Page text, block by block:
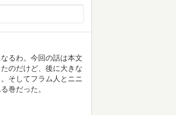
るわ。今回の話は本文
のだけど、後に大きな
そしてフラム人とニニ
巻だった。